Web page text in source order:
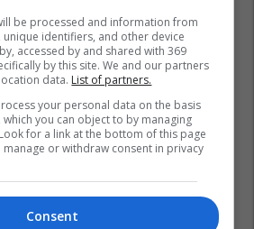
be processed and information from
identifiers, and other device
accessed by and shared with 369
by this site. We and our partners
data. List of partners.
your personal data on the basis
you can object to by managing
for a link at the bottom of this page
or withdraw consent in privacy
Consent